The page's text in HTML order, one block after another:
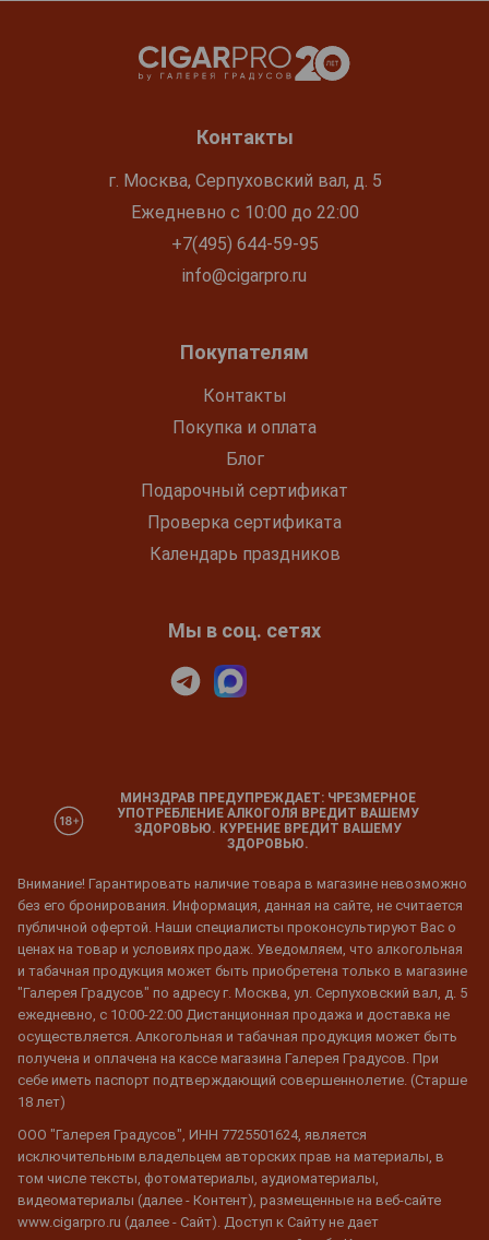
Контакты
г. Москва, Серпуховский вал, д. 5
Ежедневно с 10:00 до 22:00
+7(495) 644-59-95
info@cigarpro.ru
Покупателям
Контакты
Покупка и оплата
Блог
Подарочный сертификат
Проверка сертификата
Календарь праздников
Мы в соц. сетях
МИНЗДРАВ ПРЕДУПРЕЖДАЕТ: ЧРЕЗМЕРНОЕ
УПОТРЕБЛЕНИЕ АЛКОГОЛЯ ВРЕДИТ ВАШЕМУ
ЗДОРОВЬЮ. КУРЕНИЕ ВРЕДИТ ВАШЕМУ
ЗДОРОВЬЮ.
Внимание! Гарантировать наличие товара в магазине невозможно
без его бронирования. Информация, данная на сайте, не считается
публичной офертой. Наши специалисты проконсультируют Вас о
ценах на товар и условиях продаж. Уведомляем, что алкогольная
и табачная продукция может быть приобретена только в магазине
"Галерея Градусов" по адресу г. Москва, ул. Серпуховский вал, д. 5
ежедневно, с 10:00-22:00 Дистанционная продажа и доставка не
осуществляется. Алкогольная и табачная продукция может быть
получена и оплачена на кассе магазина Галерея Градусов. При
себе иметь паспорт подтверждающий совершеннолетие. (Старше
18 лет)
ООО "Галерея Градусов", ИНН 7725501624, является
исключительным владельцем авторских прав на материалы, в
том числе тексты, фотоматериалы, аудиоматериалы,
видеоматериалы (далее - Контент), размещенные на веб-сайте
www.cigarpro.ru (далее - Сайт). Доступ к Сайту не дает